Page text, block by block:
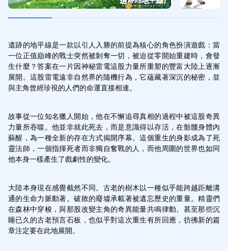
遺跡的地平線是一款以引人入勝的前提為核心的角色扮演遊戲：當
一位正值巔峰的戰士突然被剝奪一切，被迫從零開始重建時，會發
生什麼？答案在一片因神秘雷電這股力量所重塑的豐富大陸上逐漸
展開。這股雷電遠非自然界的隨機行為，它蘊藏著深沉的秘密，並
與主角曾經珍視的人們的命運直接相連。
故事從一位知名獵人開始，他在不懈追尋真相的過程中被這股奇異
力量所吞噬。他並非就此死去，而是意識得以存活，在骷髏身體內
蘇醒，為一種全新的存在方式揭開序幕。這個重生的身影成為了死
靈法師，一個指揮死者而非獨自奮戰的人，而他周圍的世界也如同
他本身一樣產生了戲劇性的變化。
大陸本身現在感覺截然不同。古老的樹木以一種似乎能跨越距離溝
通的生命力脈動著。破敗的廢墟承載著被遺忘歷史的重量。精靈們
在森林中穿梭，與那股改變主角的奇異能量共鳴律動。甚至那些沉
睡已久的古老預言石板，也似乎對這次重生有所回應，彷彿新的篇
章注定要在此地展開。